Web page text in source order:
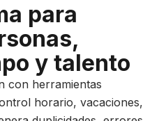
para
y talento
con herramientas
horario, vacaciones,